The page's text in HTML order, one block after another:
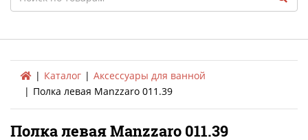
Каталог
Аксессуары для ванной
Полка левая Manzzaro 011.39
Полка левая Manzzaro 011.39